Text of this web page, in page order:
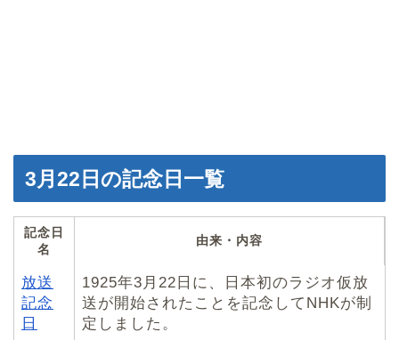
3月22日の記念日一覧
記念日
名
由来・内容
放送
記念
日
1925年3月22日に、日本初のラジオ仮放
送が開始されたことを記念してNHKが制
定しました。